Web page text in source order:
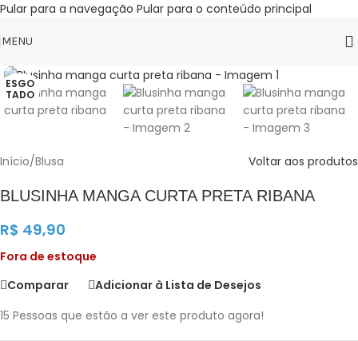
Pular para a navegação Pular para o conteúdo principal
MENU
ESGO
TADO
Início/Blusa Voltar aos produtos
BLUSINHA MANGA CURTA PRETA RIBANA
R$ 49,90
Fora de estoque
Comparar
Adicionar à Lista de Desejos
15 Pessoas que estão a ver este produto agora!